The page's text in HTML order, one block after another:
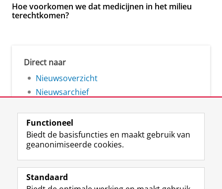
Hoe voorkomen we dat medicijnen in het milieu
terechtkomen?
Direct naar
Nieuwsoverzicht
Nieuwsarchief
Volg de RUG
F
a
L
i
R
S
I
n
Y
o
Functioneel
Biedt de basisfuncties en maakt gebruik van
geanonimiseerde cookies.
Standaard